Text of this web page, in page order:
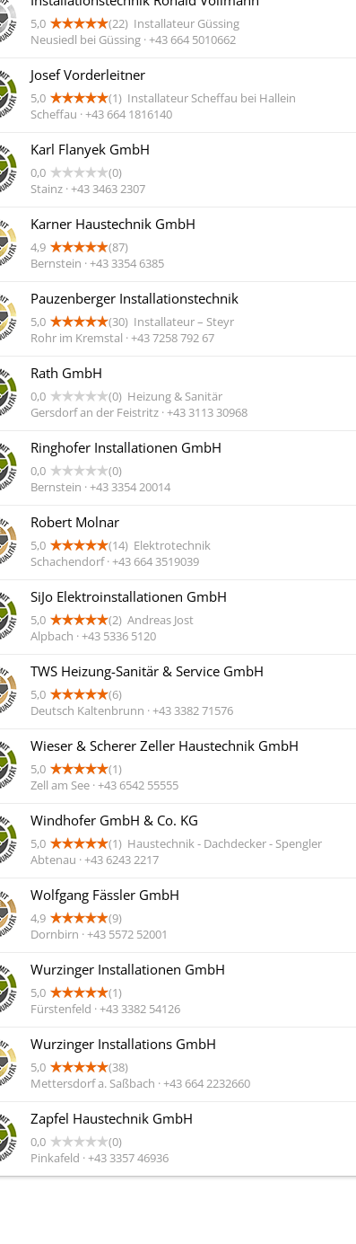
5,0 (22) Installateur Güssing
Neusiedl bei Güssing · +43 664 5010662
Josef Vorderleitner
5,0 (1) Installateur Scheffau bei Hallein
Scheffau · +43 664 1816140
Karl Flanyek GmbH
0,0
(0)
Stainz · +43 3463 2307
Karner Haustechnik GmbH
4,9
(87)
Bernstein · +43 3354 6385
Pauzenberger Installationstechnik
5,0 (30) Installateur – Steyr
Rohr im Kremstal · +43 7258 792 67
Rath GmbH
0,0 (0) Heizung & Sanitär
Gersdorf an der Feistritz · +43 3113 30968
Ringhofer Installationen GmbH
0,0
(0)
Bernstein · +43 3354 20014
Robert Molnar
5,0 (14) Elektrotechnik
Schachendorf · +43 664 3519039
SiJo Elektroinstallationen GmbH
5,0 (2) Andreas Jost
Alpbach · +43 5336 5120
TWS Heizung-Sanitär & Service GmbH
5,0
(6)
Deutsch Kaltenbrunn · +43 3382 71576
Wieser & Scherer Zeller Haustechnik GmbH
5,0
(1)
Zell am See · +43 6542 55555
Windhofer GmbH & Co. KG
5,0 (1) Haustechnik - Dachdecker - Spengler
Abtenau · +43 6243 2217
Wolfgang Fässler GmbH
4,9
(9)
Dornbirn · +43 5572 52001
Wurzinger Installationen GmbH
5,0
(1)
Fürstenfeld · +43 3382 54126
Wurzinger Installations GmbH
5,0
(38)
Mettersdorf a. Saßbach · +43 664 2232660
Zapfel Haustechnik GmbH
0,0
(0)
Pinkafeld · +43 3357 46936